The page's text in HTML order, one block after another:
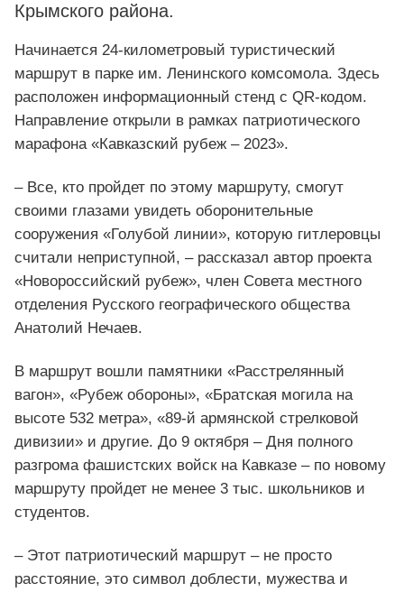
Крымского района.
Начинается 24-километровый туристический
маршрут в парке им. Ленинского комсомола. Здесь
расположен информационный стенд с QR-кодом.
Направление открыли в рамках патриотического
марафона «Кавказский рубеж – 2023».
– Все, кто пройдет по этому маршруту, смогут
своими глазами увидеть оборонительные
сооружения «Голубой линии», которую гитлеровцы
считали неприступной, – рассказал автор проекта
«Новороссийский рубеж», член Совета местного
отделения Русского географического общества
Анатолий Нечаев.
В маршрут вошли памятники «Расстрелянный
вагон», «Рубеж обороны», «Братская могила на
высоте 532 метра», «89-й армянской стрелковой
дивизии» и другие. До 9 октября – Дня полного
разгрома фашистских войск на Кавказе – по новому
маршруту пройдет не менее 3 тыс. школьников и
студентов.
– Этот патриотический маршрут – не просто
расстояние, это символ доблести, мужества и